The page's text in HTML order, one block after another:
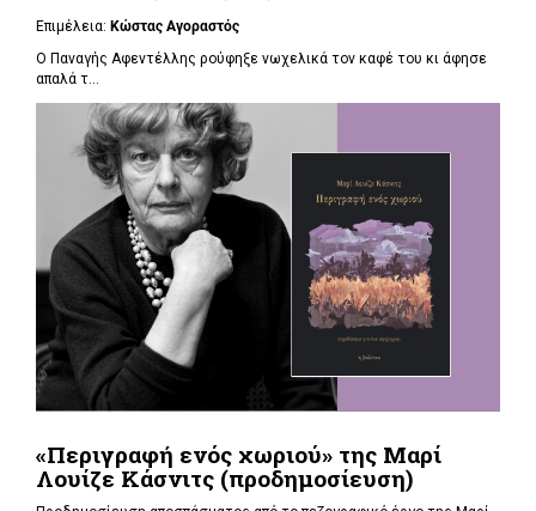
Επιμέλεια: Κώστας Αγοραστός
Ο Παναγής Αφεντέλλης ρούφηξε νωχελικά τον καφέ του κι άφησε
απαλά τ...
«Περιγραφή ενός χωριού» της Μαρί
Λουίζε Κάσνιτς (προδημοσίευση)